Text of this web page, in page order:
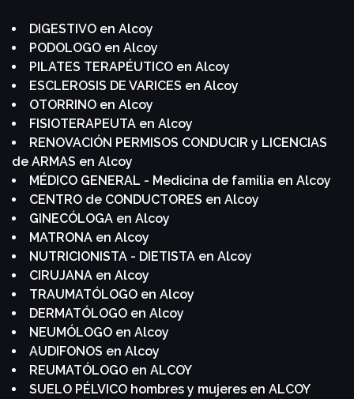
DIGESTIVO en Alcoy
PODOLOGO en Alcoy
PILATES TERAPÉUTICO en Alcoy
ESCLEROSIS DE VARICES en Alcoy
OTORRINO en Alcoy
FISIOTERAPEUTA en Alcoy
RENOVACIÓN PERMISOS CONDUCIR y LICENCIAS
de ARMAS en Alcoy
MÉDICO GENERAL - Medicina de familia en Alcoy
CENTRO de CONDUCTORES en Alcoy
GINECÓLOGA en Alcoy
MATRONA en Alcoy
NUTRICIONISTA - DIETISTA en Alcoy
CIRUJANA en Alcoy
TRAUMATÓLOGO en Alcoy
DERMATÓLOGO en Alcoy
NEUMÓLOGO en Alcoy
AUDIFONOS en Alcoy
REUMATÓLOGO en ALCOY
SUELO PÉLVICO hombres y mujeres en ALCOY